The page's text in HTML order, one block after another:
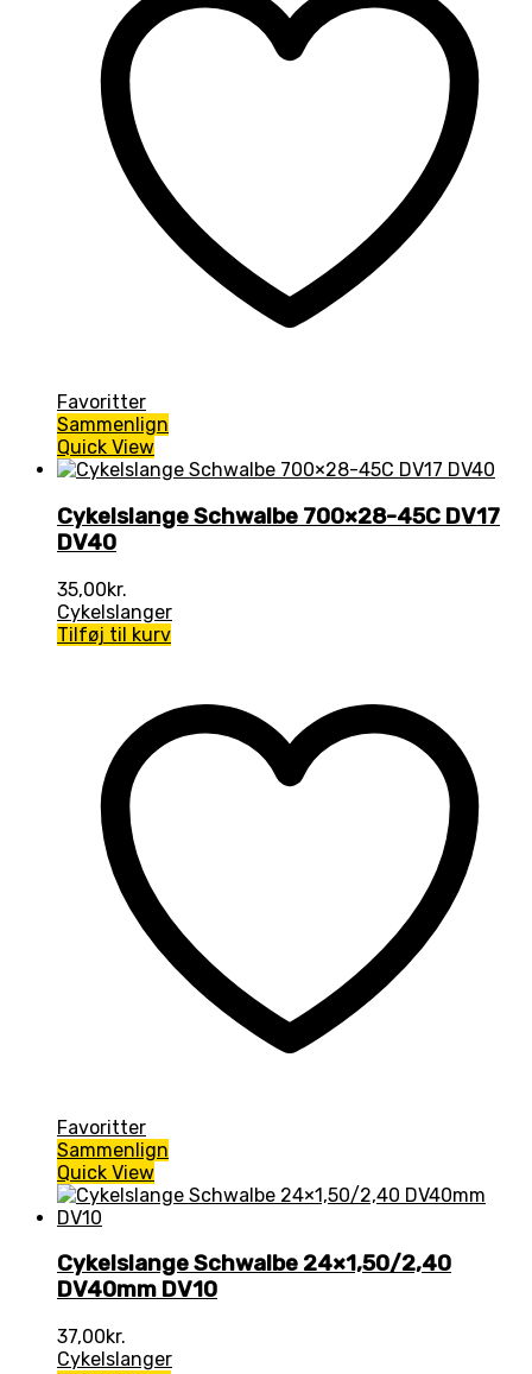
Favoritter
Sammenlign
Quick View
Cykelslange Schwalbe 700×28-45C DV17
DV40
35,00kr.
Cykelslanger
Tilføj til kurv
Favoritter
Sammenlign
Quick View
Cykelslange Schwalbe 24×1,50/2,40
DV40mm DV10
37,00kr.
Cykelslanger